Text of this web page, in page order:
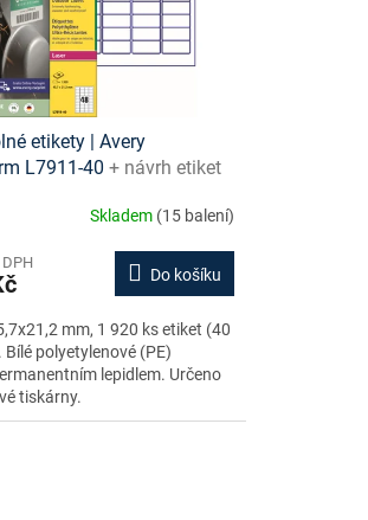
etikety | Avery
L7911-40 + návrh etiket
Skladem (15 balení)
Do košíku
mm, 1 920 ks etiket (40
polyetylenové (PE)
lepidlem. Určeno
tiskárny.